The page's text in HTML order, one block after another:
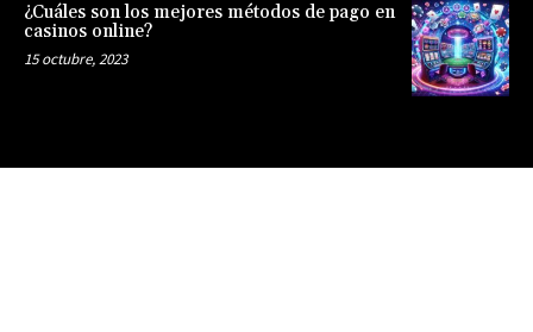
¿Cuáles son los mejores métodos de pago en
casinos online?
15 octubre, 2023